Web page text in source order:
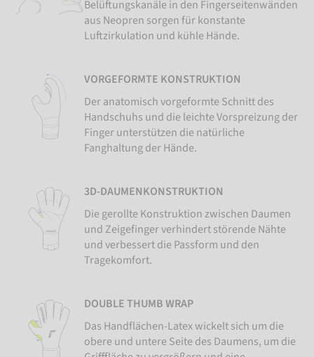
Belüftungskanäle in den Fingerseitenwänden
aus Neopren sorgen für konstante
Luftzirkulation und kühle Hände.
VORGEFORMTE KONSTRUKTION
Der anatomisch vorgeformte Schnitt des
Handschuhs und die leichte Vorspreizung der
Finger unterstützen die natürliche
Fanghaltung der Hände.
3D-DAUMENKONSTRUKTION
Die gerollte Konstruktion zwischen Daumen
und Zeigefinger verhindert störende Nähte
und verbessert die Passform und den
Tragekomfort.
DOUBLE THUMB WRAP
Das Handflächen-Latex wickelt sich um die
obere und untere Seite des Daumens, um die